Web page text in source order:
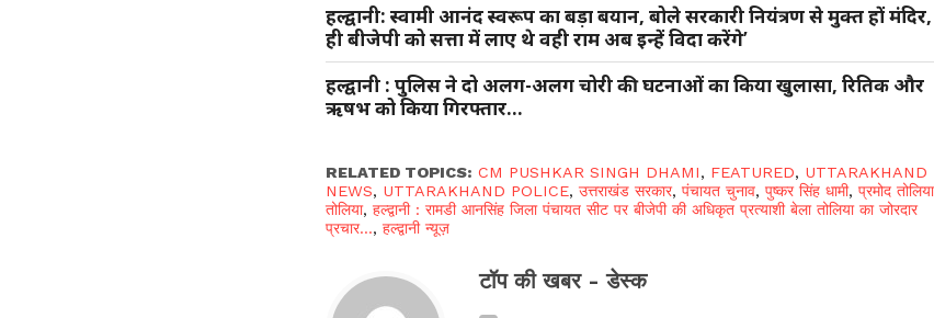
हल्द्वानी: स्वामी आनंद स्वरूप का बड़ा बयान, बोले सरकारी नियंत्रण से मुक्त हों मंदिर,
ही बीजेपी को सत्ता में लाए थे वही राम अब इन्हें विदा करेंगे’
हल्द्वानी : पुलिस ने दो अलग-अलग चोरी की घटनाओं का किया खुलासा, रितिक और
ऋषभ को किया गिरफ्तार…
RELATED TOPICS: CM PUSHKAR SINGH DHAMI, FEATURED, UTTARAKHAND
NEWS, UTTARAKHAND POLICE,उत्तराखंड सरकार,पंचायत चुनाव,पुष्कर सिंह धामी,प्रमोद तोलिया
तोलिया,हल्द्वानी : रामडी आनसिंह जिला पंचायत सीट पर बीजेपी की अधिकृत प्रत्याशी बेला तोलिया का जोरदार
प्रचार...,हल्द्वानी न्यूज़
टॉप की खबर - डेस्क